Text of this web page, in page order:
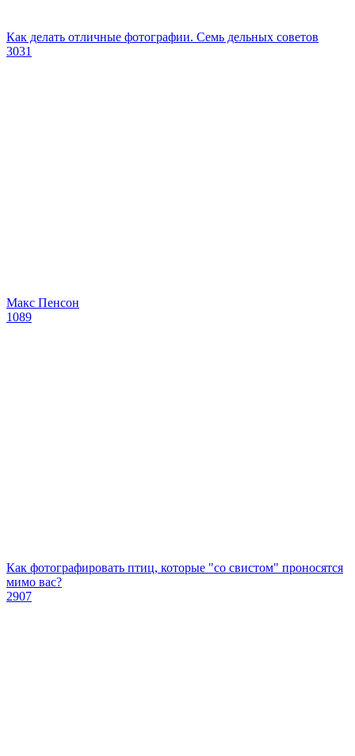
Как делать отличные фотографии. Семь дельных советов
3031
Макс Пенсон
1089
Как фотографировать птиц, которые "со свистом" проносятся
мимо вас?
2907